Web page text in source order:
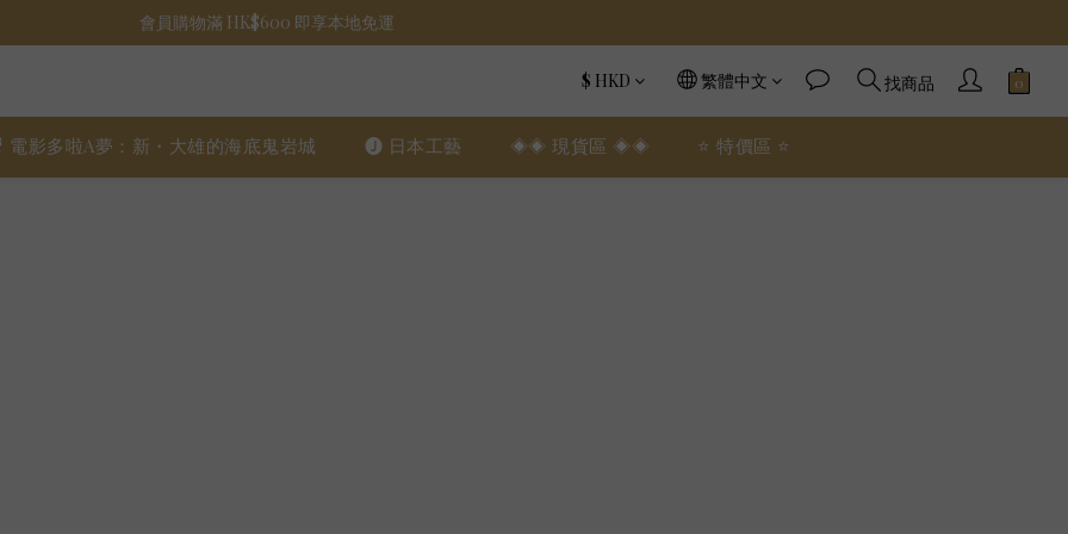
會員購物滿 HK$600 即享本地免運
$ HKD 繁體中文 找商品
電影多啦A夢：新・大雄的海底鬼岩城 🅙 日本工藝 ◈◈ 現貨區 ◈◈ ⭐️ 特價區 ⭐️